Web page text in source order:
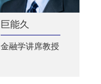
巨能久
金融学讲席教授